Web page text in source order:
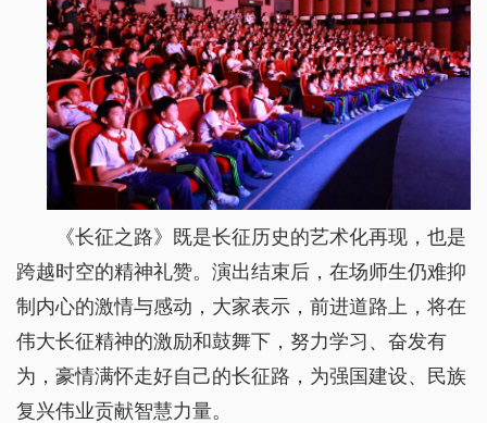
《长征之路》既是长征历史的艺术化再现，也是
跨越时空的精神礼赞。演出结束后，在场师生仍难抑
制内心的激情与感动，大家表示，前进道路上，将在
伟大长征精神的激励和鼓舞下，努力学习、奋发有
为，豪情满怀走好自己的长征路，为强国建设、民族
复兴伟业贡献智慧力量。